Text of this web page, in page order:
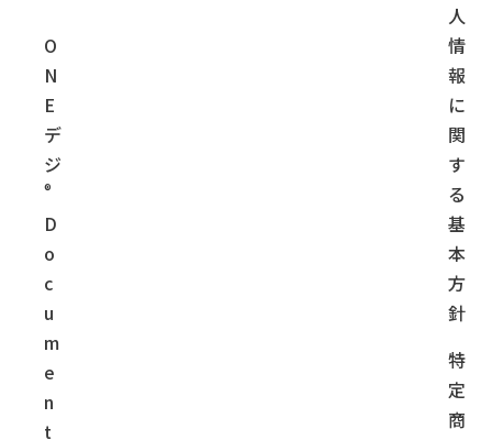
O
N
E
デ
ジ
®
D
o
c
u
m
e
n
t
人
情
報
に
関
す
る
基
本
方
針
特
定
商